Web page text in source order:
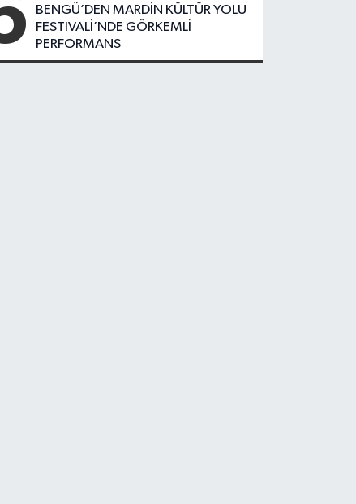
BENGÜ’DEN MARDİN KÜLTÜR YOLU
FESTIVALİ’NDE GÖRKEMLİ
PERFORMANS